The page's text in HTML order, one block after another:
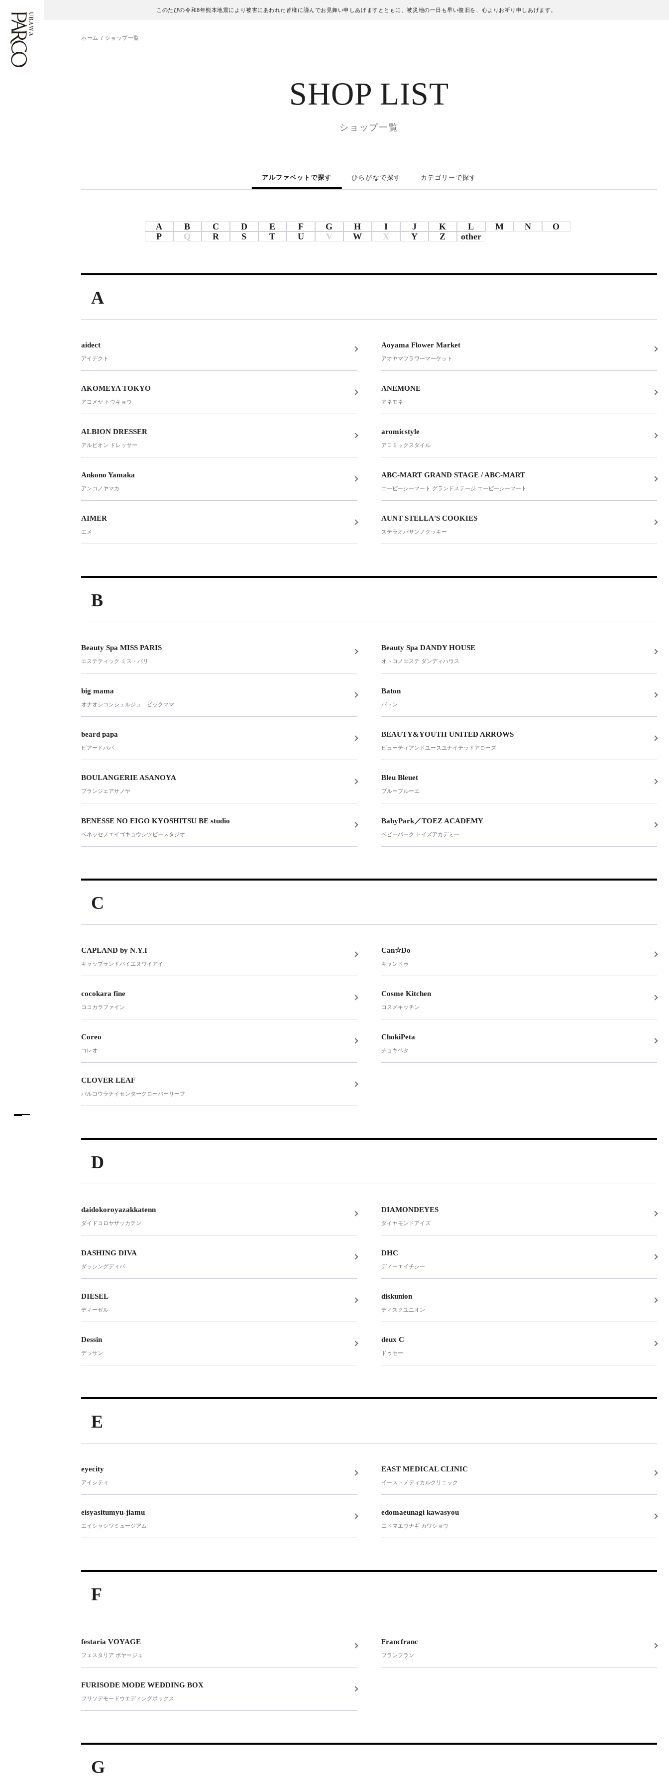
このたびの令和8年熊本地震により被害にあわれた皆様に謹んでお見舞い申しあげますとともに、被災地の一日も早い復旧を、心よりお祈り申しあげます。
ホーム ショップ一覧
SHOP LIST
ショップ一覧
アルファベットで探す ひらがなで探す カテゴリーで探す
A B C D E F G H I J K L M N
O
P
Q R S T U V W X Y Z other
A
aidect
アイデクト
Aoyama Flower Market
アオヤマフラワーマーケット
AKOMEYA TOKYO
アコメヤ トウキョウ
ANEMONE
アネモネ
ALBION DRESSER
アルビオン ドレッサー
aromicstyle
アロミックスタイル
Ankono Yamaka
アンコノヤマカ
ABC-MART GRAND STAGE / ABC-MART
エービーシーマート グランドステージ エービーシーマート
AIMER
エメ
AUNT STELLA'S COOKIES
ステラオバサンノクッキー
B
Beauty Spa MISS PARIS
エステティック ミス・パリ
Beauty Spa DANDY HOUSE
オトコノエステ ダンディハウス
big mama
オナオシコンシェルジュ ビックママ
Baton
バトン
beard papa
ビアードパパ
BEAUTY&YOUTH UNITED ARROWS
ビューティアンドユースユナイテッドアローズ
BOULANGERIE ASANOYA
ブランジェアサノヤ
Bleu Bleuet
ブルーブルーエ
BENESSE NO EIGO KYOSHITSU BE studio
ベネッセノエイゴキョウシツビースタジオ
BabyPark／TOEZ ACADEMY
ベビーパーク トイズアカデミー
C
CAPLAND by N.Y.I
キャップランドバイエヌワイアイ
Can☆Do
キャンドゥ
cocokara fine
ココカラファイン
Cosme Kitchen
コスメキッチン
Coreo
コレオ
ChokiPeta
チョキペタ
CLOVER LEAF
パルコウラナイセンタークローバーリーフ
D
daidokoroyazakkatenn
ダイドコロヤザッカテン
DIAMONDEYES
ダイヤモンドアイズ
DASHING DIVA
ダッシングディバ
DHC
ディーエイチシー
DIESEL
ディーゼル
diskunion
ディスクユニオン
Dessin
デッサン
deux C
ドゥセー
E
eyecity
アイシティ
EAST MEDICAL CLINIC
イーストメディカルクリニック
eisyasitumyu-jiamu
エイシャシツミュージアム
edomaeunagi kawasyou
エドマエウナギ カワショウ
F
festaria VOYAGE
フェスタリア ボヤージュ
Francfranc
フランフラン
FURISODE MODE WEDDING BOX
フリソデモードウエディングボックス
G